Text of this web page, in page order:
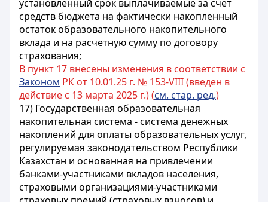
установленный срок выплачиваемые за счет
средств бюджета на фактически накопленный
остаток образовательного накопительного
вклада и на расчетную сумму по договору
страхования;
В пункт 17 внесены изменения в соответствии с
Законом РК от 10.01.25 г. № 153-VIII (введен в
действие с 13 марта 2025 г.) (см. стар. ред.)
17) Государственная образовательная
накопительная система - система денежных
накоплений для оплаты образовательных услуг,
регулируемая законодательством Республики
Казахстан и основанная на привлечении
банками-участниками вкладов населения,
страховыми организациями-участниками